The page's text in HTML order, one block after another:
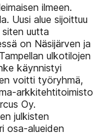
ilmeen.
Uusi alue sijoittuu
uutta
on Näsijärven ja
ulkotilojen
käynnistyi
voitti työryhmä,
arkkitehtitoimisto
Oy.
julkisten
osa-alueiden